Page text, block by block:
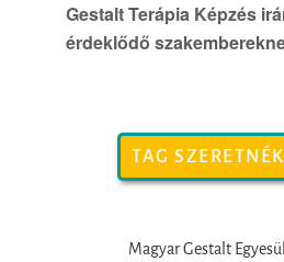
Gestalt Terápia Képzés
érdeklődő
TAG
Magyar Gestalt